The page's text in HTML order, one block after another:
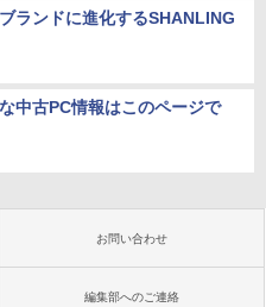
ランドに進化するSHANLING
中古PC情報はこのページで
お問い合わせ
編集部へのご連絡